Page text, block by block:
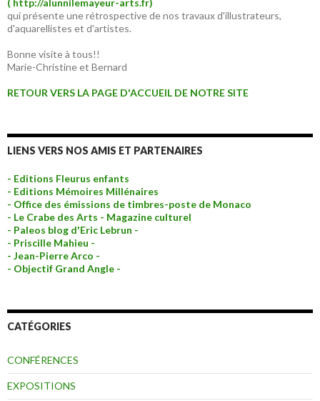
qui présente une rétrospective de nos travaux d'illustrateurs,
d'aquarellistes et d'artistes.
Bonne visite à tous!!
Marie-Christine et Bernard
RETOUR VERS LA PAGE D'ACCUEIL DE NOTRE SITE
LIENS VERS NOS AMIS ET PARTENAIRES
- Editions Fleurus enfants
- Editions Mémoires Millénaires
- Office des émissions de timbres-poste de Monaco
- Le Crabe des Arts - Magazine culturel
- Paleos blog d'Eric Lebrun -
- Priscille Mahieu -
- Jean-Pierre Arco -
- Objectif Grand Angle -
CATÉGORIES
CONFÉRENCES
EXPOSITIONS